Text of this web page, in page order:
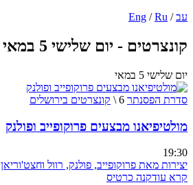
עב/
Eng /Ru
קונצרטים - יום שלישי 5 במאי
יום שלישי 5 במאי
סדרת הפסנתר קונצרטים בירושלים
מולטיפיאנו מבצעים פרוקופייב ופולנק
19:30
יצירות מאת פרוקופייב, פולנק, רוול וחצט'וריאן
קרא עודקנה כרטיס